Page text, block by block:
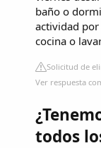
baño o
actividad
cocina o
Solicitud de
Ver respuesta
todos